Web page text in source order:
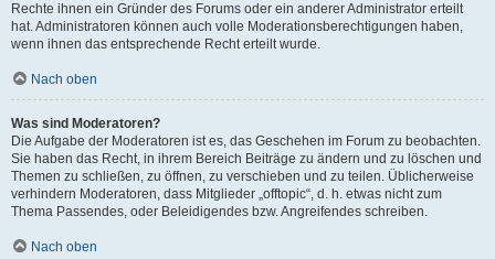
Rechte ihnen ein Gründer des Forums oder ein anderer Administrator erteilt
hat. Administratoren können auch volle Moderationsberechtigungen haben,
wenn ihnen das entsprechende Recht erteilt wurde.
Nach oben
Was sind Moderatoren?
Die Aufgabe der Moderatoren ist es, das Geschehen im Forum zu beobachten.
Sie haben das Recht, in ihrem Bereich Beiträge zu ändern und zu löschen und
Themen zu schließen, zu öffnen, zu verschieben und zu teilen. Üblicherweise
verhindern Moderatoren, dass Mitglieder „offtopic“, d. h. etwas nicht zum
Thema Passendes, oder Beleidigendes bzw. Angreifendes schreiben.
Nach oben